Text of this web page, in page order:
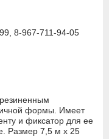
8-967-711-94-05
формы. Имеет
и фиксатор для ее
Размер 7,5 м х 25